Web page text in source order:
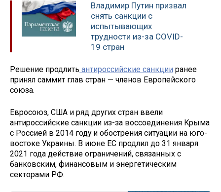
Владимир Путин призвал
снять санкции с
испытывающих
трудности из-за COVID-
19 стран
Решение продлить антироссийские санкции ранее
принял саммит глав стран — членов Европейского
союза.
Евросоюз, США и ряд других стран ввели
антироссийские санкции из-за воссоединения Крыма
с Россией в 2014 году и обострения ситуации на юго-
востоке Украины. В июне ЕС продлил до 31 января
2021 года действие ограничений, связанных с
банковским, финансовым и энергетическим
секторами РФ.